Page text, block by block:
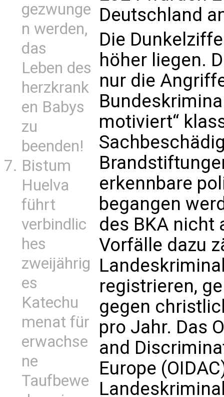
gezwunge
n werden,
das
Leben des
herzkrank
en Babys
zu
beenden!
Bistum
Huelva
führt
verbindlic
hes
zweijährig
es
Katechu
menat für
erwachse
ne
Taufbewe
Deutschland
Die
höher liegen.
nur die
motiviert“
erkennbare
begangen
des BKA nicht
Vorfälle dazu
registrieren,
gegen
pro Jahr. Das
and
Europe